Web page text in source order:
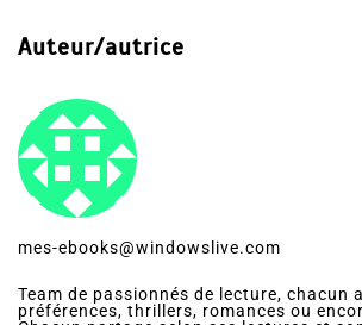
Auteur/autrice
mes-ebooks@windowslive.com
Team de passionnés de lecture, chacun
préférences, thrillers, romances ou